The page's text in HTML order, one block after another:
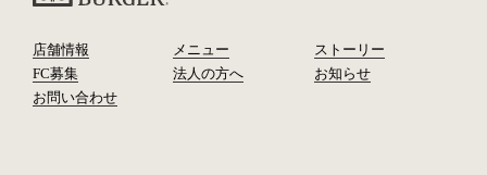
店舗情報 メニュー
ストーリー
FC募集
法人の方へ
お知らせ
お問い合わせ